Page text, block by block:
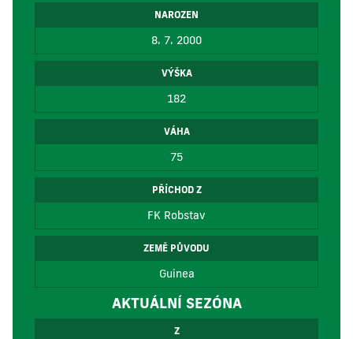
NAROZEN
8. 7. 2000
VÝŠKA
182
VÁHA
75
PŘÍCHOD Z
FK Robstav
ZEMĚ PŮVODU
Guinea
AKTUÁLNÍ SEZÓNA
Z